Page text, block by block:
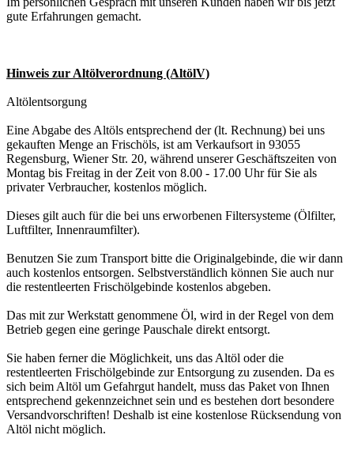
gute Erfahrungen gemacht.
Hinweis zur Altölverordnung (AltölV)
Altölentsorgung
Eine Abgabe des Altöls entsprechend der (lt. Rechnung) bei uns
gekauften Menge an Frischöls, ist am Verkaufsort in 93055
Regensburg, Wiener Str. 20, während unserer Geschäftszeiten von
Montag bis Freitag in der Zeit von 8.00 - 17.00 Uhr für Sie als
privater Verbraucher, kostenlos möglich.
Dieses gilt auch für die bei uns erworbenen Filtersysteme (Ölfilter,
Luftfilter, Innenraumfilter).
Benutzen Sie zum Transport bitte die Originalgebinde, die wir dann
auch kostenlos entsorgen. Selbstverständlich können Sie auch nur
die restentleerten Frischölgebinde kostenlos abgeben.
Das mit zur Werkstatt genommene Öl, wird in der Regel von dem
Betrieb gegen eine geringe Pauschale direkt entsorgt.
Sie haben ferner die Möglichkeit, uns das Altöl oder die
restentleerten Frischölgebinde zur Entsorgung zu zusenden. Da es
sich beim Altöl um Gefahrgut handelt, muss das Paket von Ihnen
entsprechend gekennzeichnet sein und es bestehen dort besondere
Versandvorschriften! Deshalb ist eine kostenlose Rücksendung von
Altöl nicht möglich.